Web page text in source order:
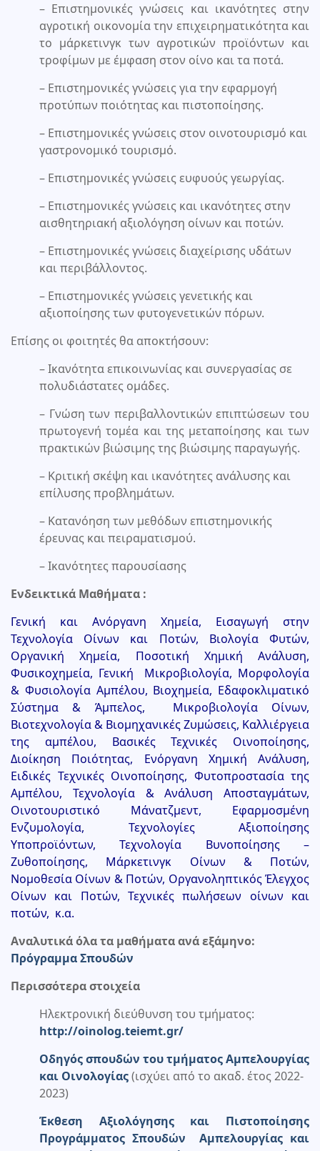
– Επιστημονικές γνώσεις και ικανότητες στην
αγροτική οικονομία την επιχειρηματικότητα και
το μάρκετινγκ των αγροτικών προϊόντων και
τροφίμων με έμφαση στον οίνο και τα ποτά.
– Επιστημονικές γνώσεις για την εφαρμογή
προτύπων ποιότητας και πιστοποίησης.
– Επιστημονικές γνώσεις στον οινοτουρισμό και
γαστρονομικό τουρισμό.
– Επιστημονικές γνώσεις ευφυούς γεωργίας.
– Επιστημονικές γνώσεις και ικανότητες στην
αισθητηριακή αξιολόγηση οίνων και ποτών.
– Επιστημονικές γνώσεις διαχείρισης υδάτων
και περιβάλλοντος.
– Επιστημονικές γνώσεις γενετικής και
αξιοποίησης των φυτογενετικών πόρων.
Επίσης οι φοιτητές θα αποκτήσουν:
– Ικανότητα επικοινωνίας και συνεργασίας σε
πολυδιάστατες ομάδες.
– Γνώση των περιβαλλοντικών επιπτώσεων του
πρωτογενή τομέα και της μεταποίησης και των
πρακτικών βιώσιμης της βιώσιμης παραγωγής.
– Κριτική σκέψη και ικανότητες ανάλυσης και
επίλυσης προβλημάτων.
– Κατανόηση των μεθόδων επιστημονικής
έρευνας και πειραματισμού.
– Ικανότητες παρουσίασης
Ενδεικτικά Μαθήματα :
Γενική και Ανόργανη Χημεία, Εισαγωγή στην
Τεχνολογία Οίνων και Ποτών, Βιολογία Φυτών,
Οργανική Χημεία, Ποσοτική Χημική Ανάλυση,
Φυσικοχημεία, Γενική Μικροβιολογία, Μορφολογία
& Φυσιολογία Αμπέλου, Βιοχημεία, Εδαφοκλιματικό
Σύστημα & Άμπελος, Μικροβιολογία Οίνων,
Βιοτεχνολογία & Βιομηχανικές Ζυμώσεις, Καλλιέργεια
της αμπέλου, Βασικές Τεχνικές Οινοποίησης,
Διοίκηση Ποιότητας, Ενόργανη Χημική Ανάλυση,
Ειδικές Τεχνικές Οινοποίησης, Φυτοπροστασία της
Αμπέλου, Τεχνολογία & Ανάλυση Αποσταγμάτων,
Οινοτουριστικό Μάνατζμεντ, Εφαρμοσμένη
Ενζυμολογία, Τεχνολογίες Αξιοποίησης
Υποπροϊόντων, Τεχνολογία Βυνοποίησης –
Ζυθοποίησης, Μάρκετινγκ Οίνων & Ποτών,
Νομοθεσία Οίνων & Ποτών, Οργανοληπτικός Έλεγχος
Οίνων και Ποτών, Τεχνικές πωλήσεων οίνων και
ποτών, κ.α.
Αναλυτικά όλα τα μαθήματα ανά εξάμηνο:
Πρόγραμμα Σπουδών
Περισσότερα στοιχεία
Ηλεκτρονική διεύθυνση του τμήματος:
http://oinolog.teiemt.gr/
Οδηγός σπουδών του τμήματος Αμπελουργίας
και Οινολογίας(ισχύει από το ακαδ. έτος 2022-
2023)
Έκθεση Αξιολόγησης και Πιστοποίησης
Προγράμματος Σπουδών Αμπελουργίας και